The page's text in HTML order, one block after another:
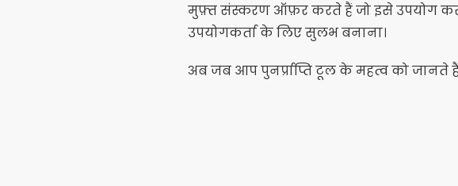
मुफ़्त संस्करण ऑफ़र करते हैं जो इसे उपयोग
उपयोगकर्ता के लिए सुलभ बनाना।
अब जब आप पुनर्प्राप्ति टूल के महत्व को जानते